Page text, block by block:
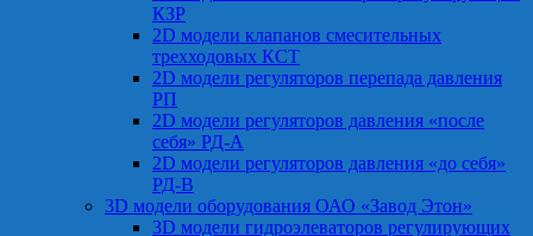
КЗР
2D модели клапанов смесительных
трехходовых КСТ
2D модели регуляторов перепада давления
РП
2D модели регуляторов давления «после
себя» РД-А
2D модели регуляторов давления «до себя»
РД-В
3D модели оборудования ОАО «Завод Этон»
3D модели гидроэлеваторов регулирующих